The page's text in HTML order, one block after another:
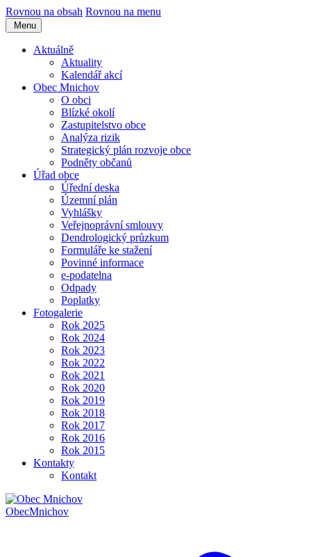
Rovnou na obsah Rovnou na menu
Menu
Aktuálně
Aktuality
Kalendář akcí
Obec Mnichov
O obci
Blízké okolí
Zastupitelstvo obce
Analýza rizik
Strategický plán rozvoje obce
Podněty občanů
Úřad obce
Úřední deska
Územní plán
Vyhlášky
Veřejnoprávní smlouvy
Dendrologický průzkum
Formuláře ke stažení
Povinné informace
e-podatelna
Odpady
Poplatky
Fotogalerie
Rok 2025
Rok 2024
Rok 2023
Rok 2022
Rok 2021
Rok 2020
Rok 2019
Rok 2018
Rok 2017
Rok 2016
Rok 2015
Kontakty
Kontakt
ObecMnichov